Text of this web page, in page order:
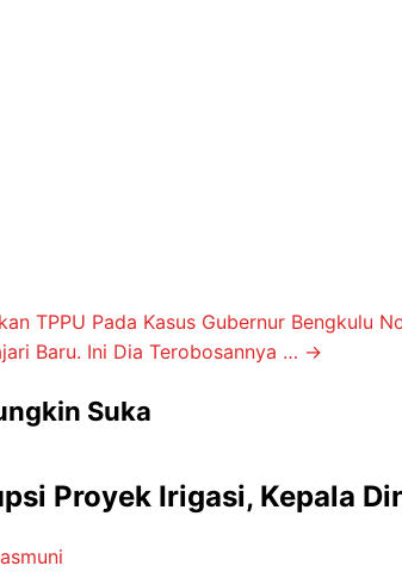
TPPU Pada Kasus Gubernur Bengkulu
Baru. Ini Dia Terobosannya … →
Suka
Proyek Irigasi, Kepala